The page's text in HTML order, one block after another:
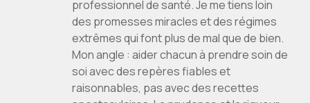
professionnel de santé. Je me tiens loin
des promesses miracles et des régimes
extrêmes qui font plus de mal que de bien.
Mon angle : aider chacun à prendre soin de
soi avec des repères fiables et
raisonnables, pas avec des recettes